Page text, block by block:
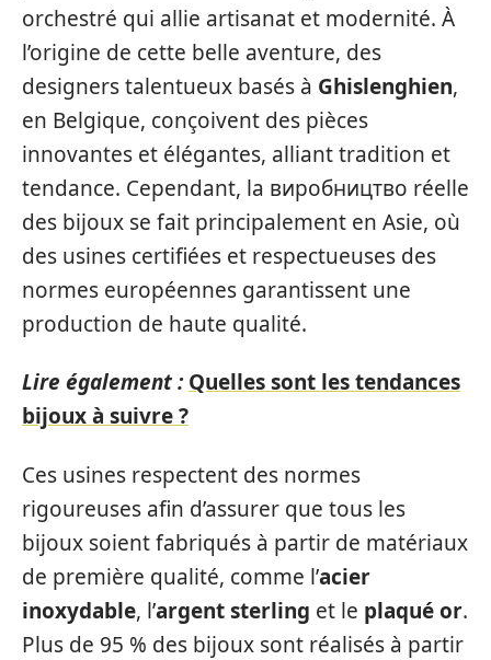
orchestré qui allie artisanat et modernité. À
l’origine de cette belle aventure, des
designers talentueux basés à Ghislenghien,
en Belgique, conçoivent des pièces
innovantes et élégantes, alliant tradition et
tendance. Cependant, la виробництво réelle
des bijoux se fait principalement en Asie, où
des usines certifiées et respectueuses des
normes européennes garantissent une
production de haute qualité.
Lire également : Quelles sont les tendances
bijoux à suivre ?
Ces usines respectent des normes
rigoureuses afin d’assurer que tous les
bijoux soient fabriqués à partir de matériaux
de première qualité, comme l’acier
inoxydable, l’argent sterling et le plaqué or.
Plus de 95 % des bijoux sont réalisés à partir